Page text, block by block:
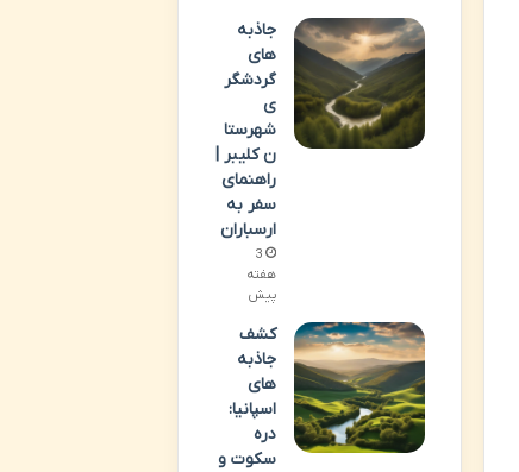
جاذبه
های
گردشگر
ی
شهرستا
ن کلیبر |
راهنمای
سفر به
ارسباران
3
هفته
پیش
کشف
جاذبه
های
اسپانیا:
دره
سکوت و